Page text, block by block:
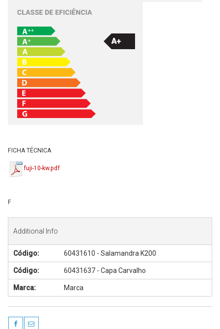
FICHA TÉCNICA
fuji-10-kw.pdf
F
Additional Info
Código: 60431610 - Salamandra K200
Código: 60431637 - Capa Carvalho
Marca: Marca